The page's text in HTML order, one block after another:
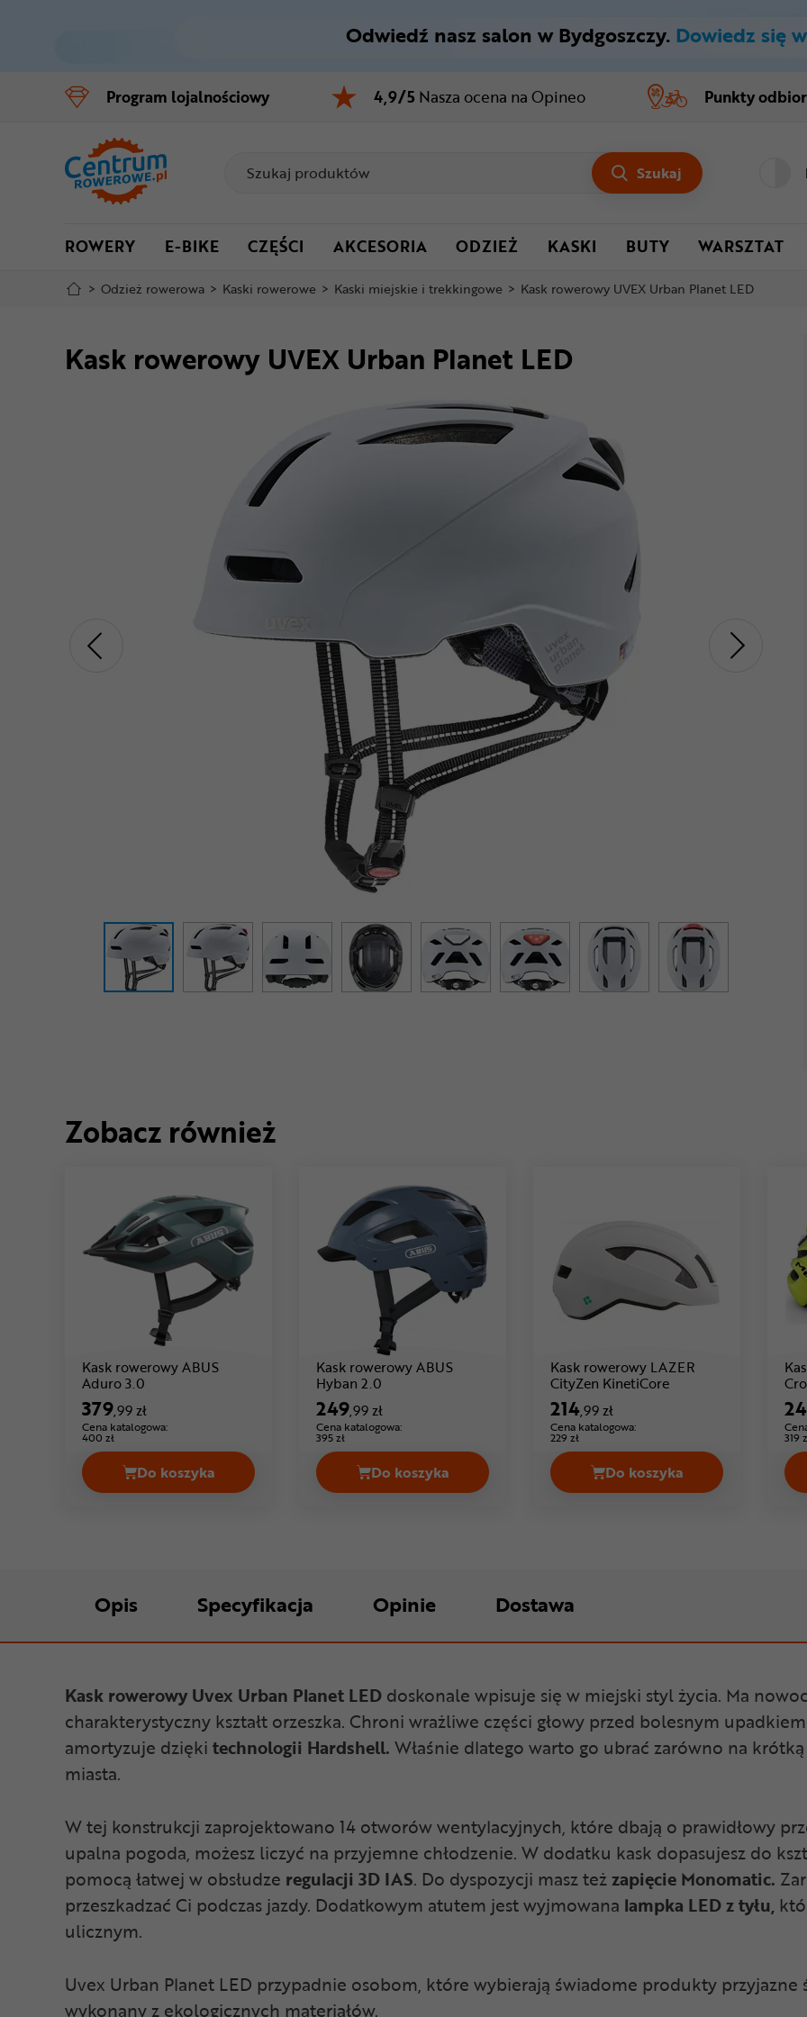
Menu główne
Informacje o produkcie
Do koszyka
Szczegółowe informacje
Mapa strony
Odwiedź nasz salon w Bydgoszczy. Dowiedz się
Program lojalnościowy 4,9/5 Nasza ocena na Opineo Punkty
Szukaj
ROWERY E-BIKE CZĘŚCI AKCESORIA ODZIEŻ KASKI BUTY WARSZTAT
> Odzież rowerowa > Kaski rowerowe > Kaski miejskie i trekkingowe > Kask rowerowy UVEX Urban Planet LED
Kask rowerowy UVEX Urban Planet LED
Zobacz również
Kask rowerowy ABUS
Aduro 3.0
379,99 zł
Cena katalogowa:
400 zł
Do koszyka
Kask rowerowy ABUS Aduro 3.0 Cena 379,99 zł
Kask rowerowy ABUS
Hyban 2.0
249,99 zł
Cena katalogowa:
395 zł
Do koszyka
Kask rowerowy ABUS Hyban 2.0 Cena 249,99 zł
Kask rowerowy LAZER
CityZen KinetiCore
214,99 zł
Cena katalogowa:
229 zł
Do koszyka
Kask rowerowy LAZER
319
Opis Specyfikacja Opinie Dostawa
Kask rowerowy Uvex Urban Planet LED doskonale wpisuje się w miejski styl życia. Ma
charakterystyczny kształt orzeszka. Chroni wrażliwe części głowy przed bolesnym
amortyzuje dzięki technologii Hardshell. Właśnie dlatego warto go ubrać zarówno na
miasta.
W tej konstrukcji zaprojektowano 14 otworów wentylacyjnych, które dbają o prawidłowy
upalna pogoda, możesz liczyć na przyjemne chłodzenie. W dodatku kask dopasujesz do
pomocą łatwej w obsłudze regulacji 3D IAS. Do dyspozycji masz teżzapięcie Monomatic.
przeszkadzać Ci podczas jazdy. Dodatkowym atutem jest wyjmowana lampka LED z tyłu,
ulicznym.
Uvex Urban Planet LED przypadnie osobom, które wybierają świadome produkty przyjazne
wykonany z ekologicznych materiałów.